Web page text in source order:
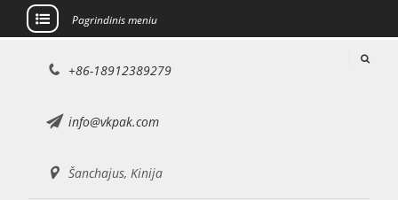
Pagrindinis meniu
+86-18912389279
info@vkpak.com
Šanchajus, Kinija